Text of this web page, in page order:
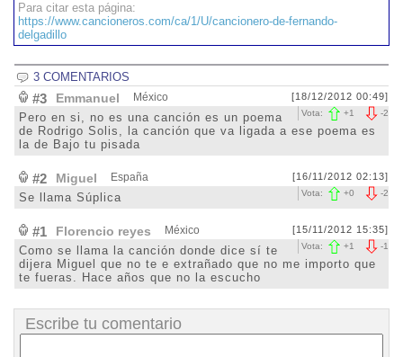
Para citar esta página:
https://www.cancioneros.com/ca/1/U/cancionero-de-fernando-
delgadillo
3 COMENTARIOS
#3 Emmanuel México [18/12/2012 00:49]
-2
Vota: +1
Pero en si, no es una canción es un poema
de Rodrigo Solis, la canción que va ligada a ese poema es
la de Bajo tu pisada
#2 Miguel España [16/11/2012 02:13]
-2
Vota: +0
Se llama Súplica
#1 Florencio reyes México [15/11/2012 15:35]
-1
Vota: +1
Como se llama la canción donde dice sí te
dijera Miguel que no te e extrañado que no me importo que
te fueras. Hace años que no la escucho
Escribe tu comentario